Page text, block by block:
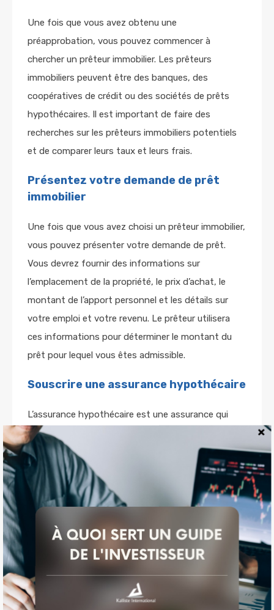
Une fois que vous avez obtenu une
préapprobation, vous pouvez commencer à
chercher un prêteur immobilier. Les prêteurs
immobiliers peuvent être des banques, des
coopératives de crédit ou des sociétés de prêts
hypothécaires. Il est important de faire des
recherches sur les prêteurs immobiliers potentiels
et de comparer leurs taux et leurs frais.
Présentez votre demande de prêt
immobilier
Une fois que vous avez choisi un prêteur immobilier,
vous pouvez présenter votre demande de prêt.
Vous devrez fournir des informations sur
l’emplacement de la propriété, le prix d’achat, le
montant de l’apport personnel et les détails sur
votre emploi et votre revenu. Le prêteur utilisera
ces informations pour déterminer le montant du
prêt pour lequel vous êtes admissible.
Souscrire une assurance hypothécaire
L’assurance hypothécaire est une assurance qui
protège le prêteur en cas de défaut de paiement de
l’emprunteur. Si vous n’avez pas un apport
personnel suffisant, les prêteurs peuvent exiger que
vous souscriviez une assurance hypothécaire. Cette
assurance peut être coûteuse, donc il est
important de prendre en compte ces coûts lors de
la planification de votre budget.
Obtenez une évaluation de la propriété
Avant que le prêteur ne vous accorde le prêt, une
Guide
Investisseur